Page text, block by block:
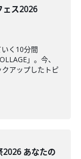
ェス2026
く10分間
」。今、
アップしたトピ
あなたの